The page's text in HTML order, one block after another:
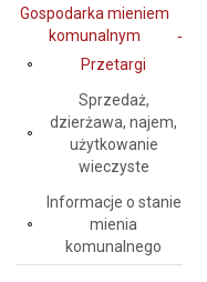
Gospodarka mieniem
komunalnym
Przetargi
Sprzedaż,
dzierżawa, najem,
użytkowanie
wieczyste
Informacje o stanie
mienia
komunalnego